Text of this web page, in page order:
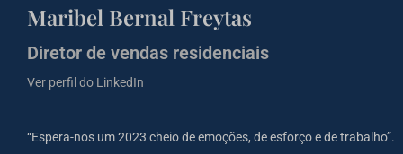
Maribel Bernal Freytas
Diretor de vendas residenciais
Ver perfil do LinkedIn
“Espera-nos um 2023 cheio de emoções, de esforço e de trabalho”.